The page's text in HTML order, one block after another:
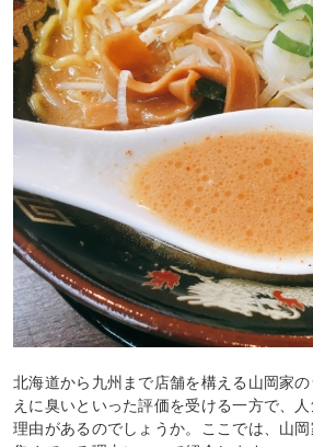
北海道から九州まで店舗を構える山岡家
えに臭いといった評価を受ける一方で、
理由があるのでしょうか。ここでは、山